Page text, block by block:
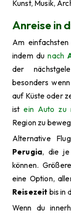
Kunst, Musik,
Anreise in
Am
indem dunach
der
besonders
auf Küste oder
istein Auto zu
Region zu
Alternative
Perugia, die je
können.
eine Option,
Reisezeit bis in
Wenn du